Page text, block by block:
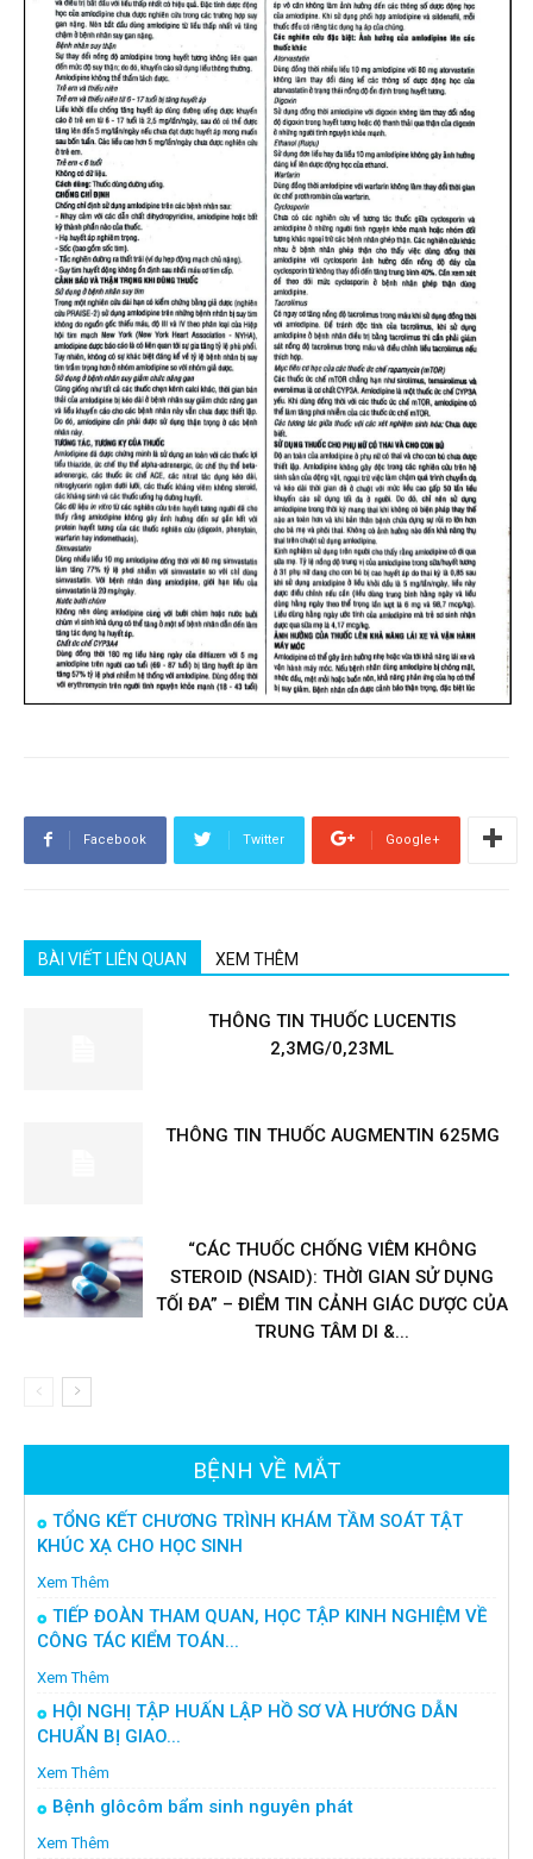
Facebook Twitter Google+
BÀI VIẾT LIÊN QUAN XEM THÊM
THÔNG TIN THUỐC LUCENTIS
2,3MG/0,23ML
THÔNG TIN THUỐC AUGMENTIN 625MG
“CÁC THUỐC CHỐNG VIÊM KHÔNG
STEROID (NSAID): THỜI GIAN SỬ DỤNG
TỐI ĐA” – ĐIỂM TIN CẢNH GIÁC DƯỢC CỦA
TRUNG TÂM DI &...
BỆNH VỀ MẮT
TỔNG KẾT CHƯƠNG TRÌNH KHÁM TẦM SOÁT TẬT
KHÚC XẠ CHO HỌC SINH
Xem Thêm
TIẾP ĐOÀN THAM QUAN, HỌC TẬP KINH NGHIỆM VỀ
CÔNG TÁC KIỂM TOÁN...
Xem Thêm
HỘI NGHỊ TẬP HUẤN LẬP HỒ SƠ VÀ HƯỚNG DẪN
CHUẨN BỊ GIAO...
Xem Thêm
Bệnh glôcôm bẩm sinh nguyên phát
Xem Thêm